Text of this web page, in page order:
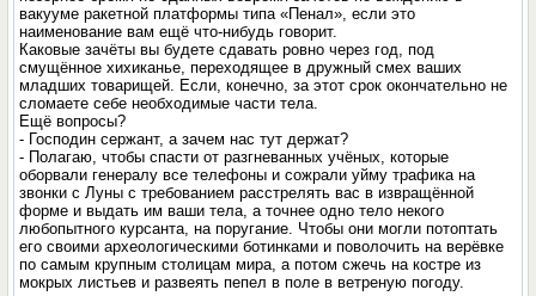
вакууме ракетной платформы типа «Пенал», если это
наименование вам ещё что-нибудь говорит.
Каковые зачёты вы будете сдавать ровно через год, под
смущённое хихиканье, переходящее в дружный смех ваших
младших товарищей. Если, конечно, за этот срок окончательно не
сломаете себе необходимые части тела.
Ещё вопросы?
- Господин сержант, а зачем нас тут держат?
- Полагаю, чтобы спасти от разгневанных учёных, которые
оборвали генералу все телефоны и сожрали уйму трафика на
звонки с Луны с требованием расстрелять вас в извращённой
форме и выдать им ваши тела, а точнее одно тело некого
любопытного курсанта, на поругание. Чтобы они могли потоптать
его своими археологическими ботинками и поволочить на верёвке
по самым крупным столицам мира, а потом сжечь на костре из
мокрых листьев и развеять пепел в поле в ветреную погоду.